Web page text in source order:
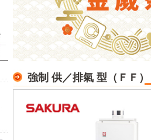
強制 供／排氣 型（ＦＦ）